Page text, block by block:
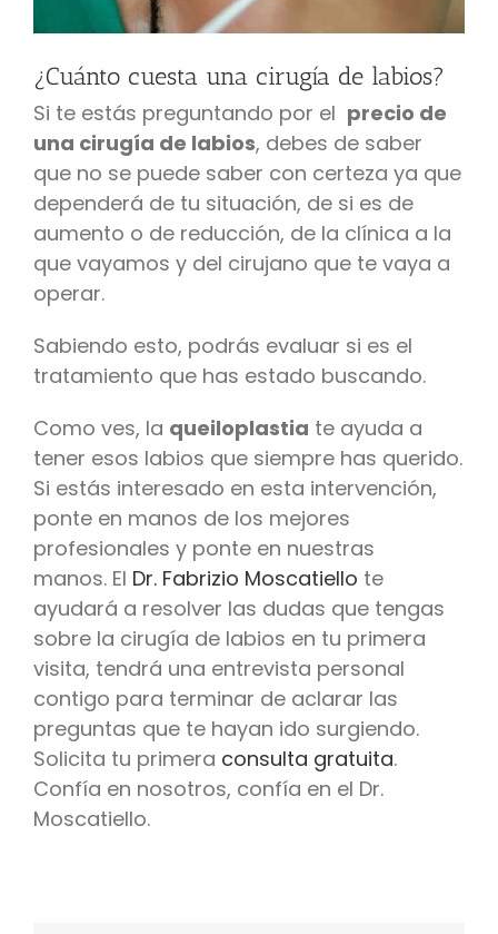
¿Cuánto cuesta una cirugía de labios?
Si te estás preguntando por el precio de
una cirugía de labios, debes de saber
que no se puede saber con certeza ya que
dependerá de tu situación, de si es de
aumento o de reducción, de la clínica a la
que vayamos y del cirujano que te vaya a
operar.
Sabiendo esto, podrás evaluar si es el
tratamiento que has estado buscando.
Como ves, la queiloplastia te ayuda a
tener esos labios que siempre has querido.
Si estás interesado en esta intervención,
ponte en manos de los mejores
profesionales y ponte en nuestras
manos. El Dr. Fabrizio Moscatiello te
ayudará a resolver las dudas que tengas
sobre la cirugía de labios en tu primera
visita, tendrá una entrevista personal
contigo para terminar de aclarar las
preguntas que te hayan ido surgiendo.
Solicita tu primera consulta gratuita.
Confía en nosotros, confía en el Dr.
Moscatiello.